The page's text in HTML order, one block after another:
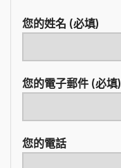
您的姓名 (必填)
您的電子郵件 (必填)
您的電話